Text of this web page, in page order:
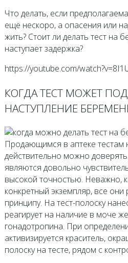
Что делать, если
ещё нескоро, а опасения или
жить? Стоит ли делать тест на
наступает задержка?
https://youtube.com/
КОГДА ТЕСТ МОЖЕТ
НАСТУПЛЕНИЕ
Продающимся в аптеке тестам
действительно можно
являются довольно
высокой точностью. Неважно,
конкретный экземпляр, все
принципу. На тест-полоску
реагирует на наличие в моче
гонадотропина. При
активизируется краситель,
полоску на тесте, рядом с